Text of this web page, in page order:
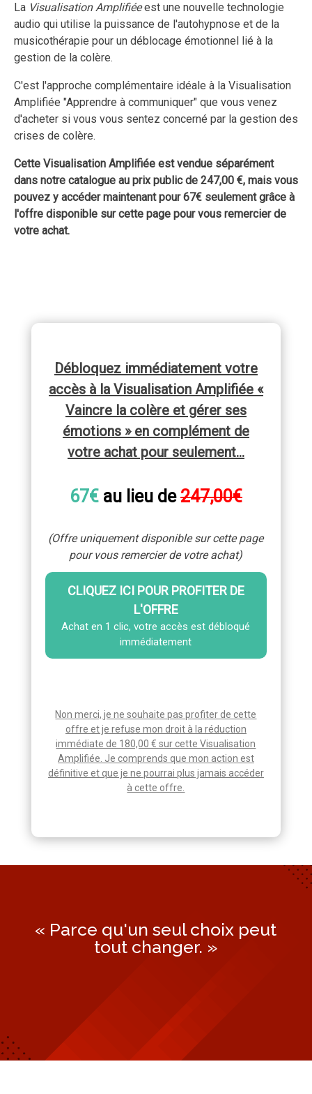
La Visualisation Amplifiéeest une nouvelle technologie
audio qui utilise la puissance de l'autohypnose et de la
musicothérapie pour un déblocage émotionnel lié à la
gestion de la colère.
C'est l'approche complémentaire idéale à la Visualisation
Amplifiée "Apprendre à communiquer" que vous venez
d'acheter si vous vous sentez concerné par la gestion des
crises de colère.
Cette Visualisation Amplifiée est vendue séparément
dans notre catalogue au prix public de 247,00 €, mais vous
pouvez y accéder maintenant pour 67€ seulement grâce à
l'offre disponible sur cette page pour vous remercier de
votre achat.
Débloquez immédiatement votre
accès à la Visualisation Amplifiée «
Vaincre la colère et gérer ses
émotions » en complément de
votre achatpour seulement...
67€au lieu de 247,00€
(Offre uniquement disponible sur cette page
pour vous remercier de votre achat)
CLIQUEZ ICI POUR PROFITER DE
L'OFFRE
Achat en 1 clic, votre accès est débloqué
immédiatement
Non merci, je ne souhaite pas profiter de cette
offre et je refuse mon droit à la réduction
immédiate de 180,00 € sur cette Visualisation
Amplifiée. Je comprends que mon action est
définitive et que je ne pourrai plus jamais accéder
à cette offre.
« Parce qu'un seul choix peut
tout changer. »